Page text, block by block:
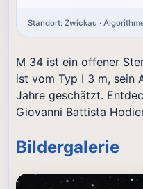
Standort: Zwickau ·
M 34 ist ein offener
ist vom Typ I 3 m, sein
Jahre geschätzt.
Giovanni Battista
Bildergalerie